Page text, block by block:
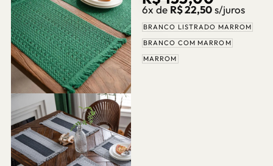
OPÇÕES
SPLENDIDA
REGULAR
6x de R$ 22,50 s/juros
BRANCO LISTRADO MARROM
BRANCO COM MARROM
MARROM